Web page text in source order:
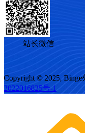
站长微信
Copyright © 2025, Binge
2022016825号-1